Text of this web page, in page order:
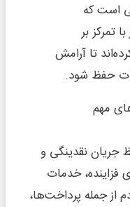
است که
تمرکز بر
تا آرامش
حفظ شود.
مهم
جریان نقدینگی و
فزاینده، خدمات
از جمله پرداخت‌ها،